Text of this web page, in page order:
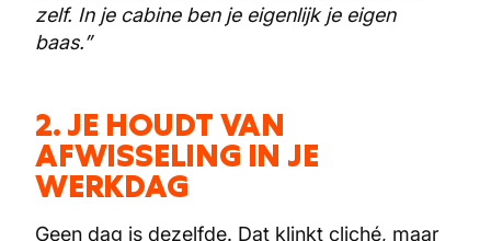
zelf. In je cabine ben je eigenlijk je eigen
baas.”
2. JE HOUDT VAN
AFWISSELING IN JE
WERKDAG
Geen dag is dezelfde. Dat klinkt cliché, maar